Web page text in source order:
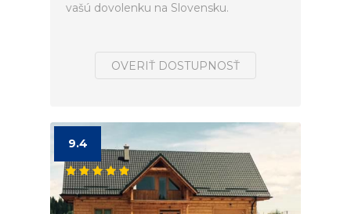
vašú dovolenku na Slovensku.
OVERIŤ DOSTUPNOSŤ
9.4